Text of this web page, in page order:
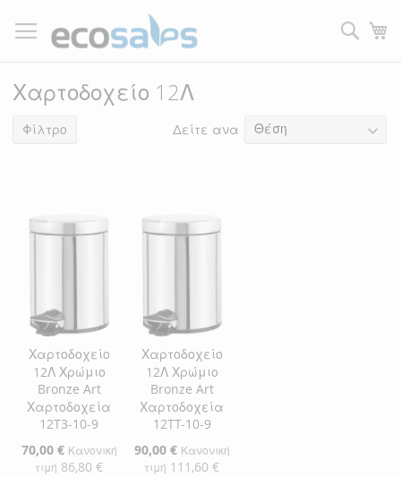
στο
περιεχόμενο
Χαρτοδοχείο 12Λ
είδη Δείτε ανα
Χαρτοδοχείο
12Λ Χρώμιο
Bronze Art
Χαρτοδοχεία
12T3-10-9
Ειδική
Τιμή
70,00 € Κανονική
τιμή 86,80 €
Χαρτοδοχείο
12Λ Χρώμιο
Bronze Art
Χαρτοδοχεία
12TT-10-9
Ειδική
Τιμή
90,00 € Κανονική
τιμή 111,60 €
Φίλτρο